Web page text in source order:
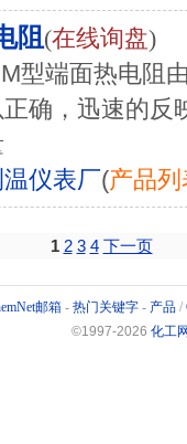
阻 (在线询盘)
型端面热电阻
确，迅速的反
仪表厂(产品
1 2 3 4 下一页
邮箱 - 热门关键字 - 产品 /
©1997-2026 化工